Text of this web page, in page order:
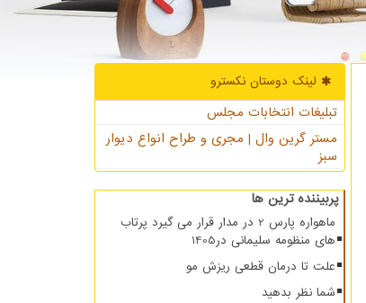
لینک دوستان نكسترو
تبلیغات انتخابات مجلس
مستر گرین وال | مجری و طراح انواع دیوار
سبز
پربیننده ترین ها
ماهواره پارس 2 در مدار قرار می گیرد پرتاب
های منظومه سلیمانی در1405
علت تا درمان قطعی ریزش مو
شما نظر بدهید